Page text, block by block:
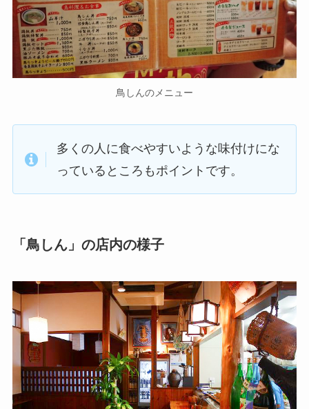
鳥しんのメニュー
多くの人に食べやすいような味付けにな
っているところもポイントです。
「鳥しん」の店内の様子